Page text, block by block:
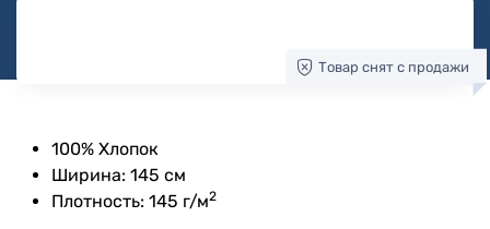
Товар снят с продажи
100% Хлопок
Ширина: 145 см
Плотность: 145 г/м2